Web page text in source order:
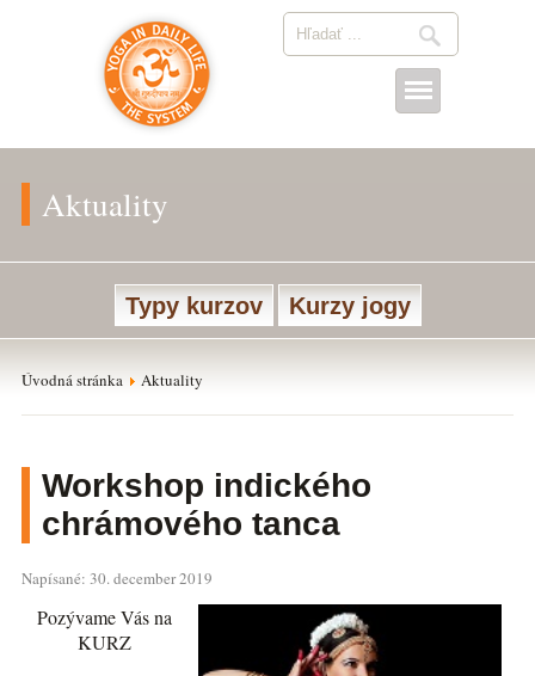
Aktuality
Typy kurzov Kurzy jogy
Úvodná stránka Aktuality
Workshop indického
chrámového tanca
Napísané: 30. december 2019
Pozývame Vás na
KURZ